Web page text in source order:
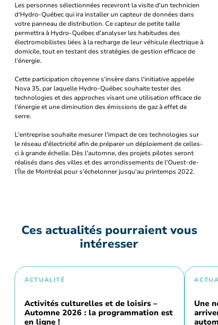
Les personnes sélectionnées recevront la visite d'un technicien
d'Hydro-Québec qui ira installer un capteur de données dans
votre panneau de distribution. Ce capteur de petite taille
permettra à Hydro-Québec d'analyser les habitudes des
électromobilistes liées à la recharge de leur véhicule électrique à
domicile, tout en testant des stratégies de gestion efficace de
l'énergie.
Cette participation citoyenne s'insère dans l'initiative appelée
Nova 35, par laquelle Hydro-Québec souhaite tester des
technologies et des approches visant une utilisation efficace de
l'énergie et une diminution des émissions de gaz à effet de
serre.
L'entreprise souhaite mesurer l'impact de ces technologies sur
le réseau d'électricité afin de préparer un déploiement de celles-
ci à grande échelle. Dès l'automne, des projets pilotes seront
réalisés dans des villes et des arrondissements de l'Ouest-de-
l'Île de Montréal pour s'échelonner jusqu'au printemps 2022.
Ces actualités pourraient vous
intéresser
ACTUALITÉ
Activités culturelles et de loisirs –
Automne 2026 : la programmation est
en ligne !
Une